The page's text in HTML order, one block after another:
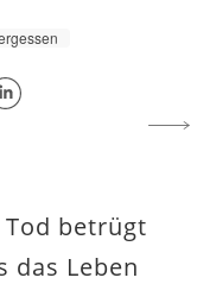
Tod betrügt
das Leben